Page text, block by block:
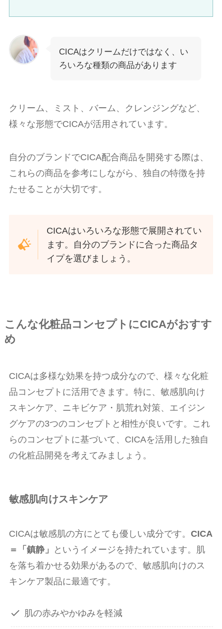
CICAはクリームだけではなく、い
ろいろな種類の商品があります
クリーム、ミスト、バーム、クレンジングなど、
様々な形態でCICAが活用されています。
自分のブランドでCICA配合商品を開発する際は、
これらの商品を参考にしながら、独自の特徴を持
たせることが大切です。
CICAはいろいろな形態で展開されてい
ます。自分のブランドに合った商品タ
イプを選びましょう。
こんな化粧品コンセプトにCICAがおすす
め
CICAは多様な効果を持つ成分なので、様々な化粧
品コンセプトに活用できます。特に、敏感肌向け
スキンケア、ニキビケア・肌荒れ対策、エイジン
グケアの3つのコンセプトと相性が良いです。これ
らのコンセプトに基づいて、CICAを活用した独自
の化粧品開発を考えてみましょう。
敏感肌向けスキンケア
CICAは敏感肌の方にとても優しい成分です。 CICA
＝「鎮静」
というイメージを持たれています。肌
を落ち着かせる効果があるので、敏感肌向けのス
キンケア製品に最適です。
肌の赤みやかゆみを軽減